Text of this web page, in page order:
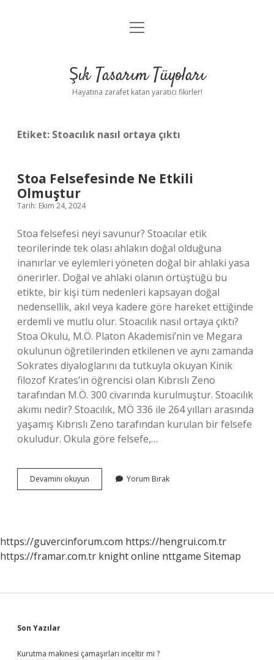
Anasayfa
Yasal Uyarı
menüyü
Şık Tasarım Tüyoları
Hayatına zarafet katan yaratıcı fikirler!
Etiket: Stoacılık nasıl ortaya çıktı
Stoa Felsefesinde Ne Etkili
Olmuştur
Tarih: Ekim 24, 2024
Stoa felsefesi neyi savunur? Stoacılar etik
teorilerinde tek olası ahlakın doğal olduğuna
inanırlar ve eylemleri yöneten doğal bir ahlaki yasa
önerirler. Doğal ve ahlaki olanın örtüştüğü bu
etikte, bir kişi tüm nedenleri kapsayan doğal
nedensellik, akıl veya kadere göre hareket ettiğinde
erdemli ve mutlu olur. Stoacılık nasıl ortaya çıktı?
Stoa Okulu, M.Ö. Platon Akademisi’nin ve Megara
okulunun öğretilerinden etkilenen ve aynı zamanda
Sokrates diyaloglarını da tutkuyla okuyan Kinik
filozof Krates’in öğrencisi olan Kıbrıslı Zeno
tarafından M.Ö. 300 civarında kurulmuştur. Stoacılık
akımı nedir? Stoacılık, MÖ 336 ile 264 yılları arasında
yaşamış Kıbrıslı Zeno tarafından kurulan bir felsefe
okuludur. Okula göre felsefe,…
Devamını okuyun
Felsefesinde
Yorum Bırak
https://guvercinforum.com https://hengrui.com.tr
https://framar.com.tr knight online nttgame Sitemap
Sidebar
Son Yazılar
Kurutma makinesi çamaşırları inceltir mi ?